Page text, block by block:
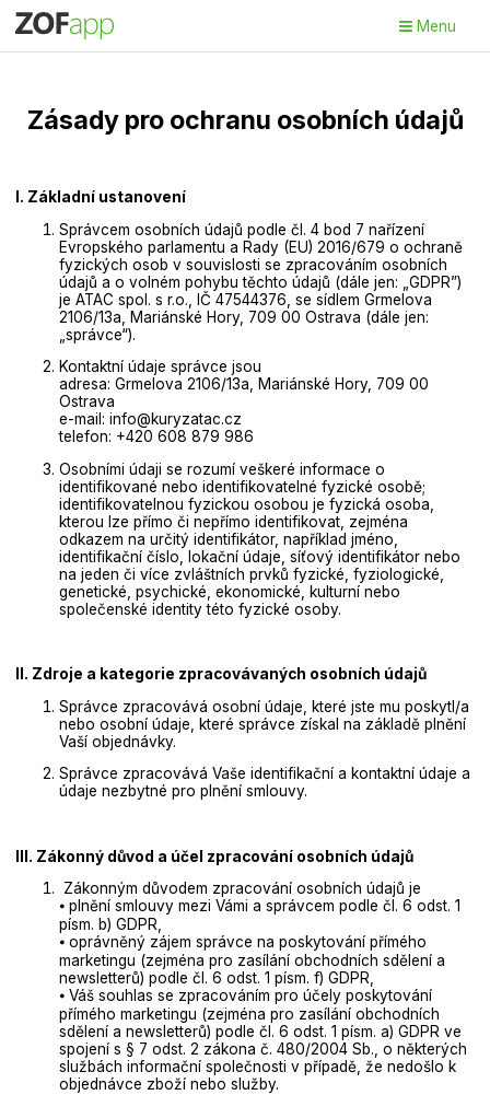
Menu
Zásady pro ochranu osobních údajů
I. Základní ustanovení
Správcem osobních údajů podle čl. 4 bod 7 nařízení
Evropského parlamentu a Rady (EU) 2016/679 o ochraně
fyzických osob v souvislosti se zpracováním osobních
údajů a o volném pohybu těchto údajů (dále jen: „GDPR”)
je ATAC spol. s r.o., IČ 47544376, se sídlem Grmelova
2106/13a, Mariánské Hory, 709 00 Ostrava (dále jen:
„správce“).
Kontaktní údaje správce jsou
adresa: Grmelova 2106/13a, Mariánské Hory, 709 00
Ostrava
e-mail: info@kuryzatac.cz
telefon: +420 608 879 986
Osobními údaji se rozumí veškeré informace o
identifikované nebo identifikovatelné fyzické osobě;
identifikovatelnou fyzickou osobou je fyzická osoba,
kterou lze přímo či nepřímo identifikovat, zejména
odkazem na určitý identifikátor, například jméno,
identifikační číslo, lokační údaje, síťový identifikátor nebo
na jeden či více zvláštních prvků fyzické, fyziologické,
genetické, psychické, ekonomické, kulturní nebo
společenské identity této fyzické osoby.
II. Zdroje a kategorie zpracovávaných osobních údajů
Správce zpracovává osobní údaje, které jste mu poskytl/a
nebo osobní údaje, které správce získal na základě plnění
Vaší objednávky.
Správce zpracovává Vaše identifikační a kontaktní údaje a
údaje nezbytné pro plnění smlouvy.
III. Zákonný důvod a účel zpracování osobních údajů
Zákonným důvodem zpracování osobních údajů je
⦁ plnění smlouvy mezi Vámi a správcem podle čl. 6 odst. 1
písm. b) GDPR,
⦁ oprávněný zájem správce na poskytování přímého
marketingu (zejména pro zasílání obchodních sdělení a
newsletterů) podle čl. 6 odst. 1 písm. f) GDPR,
⦁ Váš souhlas se zpracováním pro účely poskytování
přímého marketingu (zejména pro zasílání obchodních
sdělení a newsletterů) podle čl. 6 odst. 1 písm. a) GDPR ve
spojení s § 7 odst. 2 zákona č. 480/2004 Sb., o některých
službách informační společnosti v případě, že nedošlo k
objednávce zboží nebo služby.